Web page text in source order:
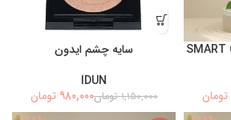
تومان
سایه چشم ایدون
IDUN
۱,۱۵۰,۰۰۰ تومان۹۸۰,۰۰۰ تومان